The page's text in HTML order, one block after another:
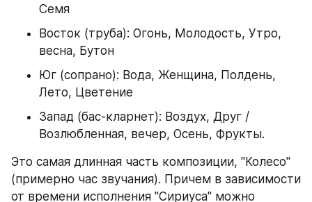
Семя
Восток (труба): Огонь, Молодость, Утро,
весна, Бутон
Юг (сопрано): Вода, Женщина, Полдень,
Лето, Цветение
Запад (бас-кларнет): Воздух, Друг /
Возлюбленная, вечер, Осень, Фрукты.
Это самая длинная часть композиции, "Колесо"
(примерно час звучания). Причем в зависимости
от времени исполнения "Сириуса" можно